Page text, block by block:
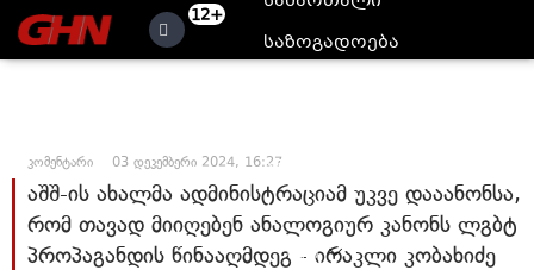
12+
საზოგადოება
ანალიტიკა
ბლოგები
მეტი
კომენტარი 03 დეკემბერი 2024, 16:27
აშშ-ის ახალმა ადმინისტრაციამ უკვე დააანონსა,
რომ თავად მიიღებენ ანალოგიურ კანონს ლგბტ
პროპაგანდის წინააღმდეგ - ირაკლი კობახიძე